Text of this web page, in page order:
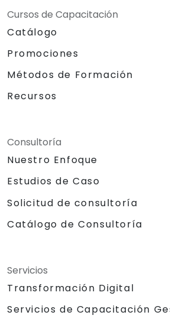
Cursos de Capacitación
Catálogo
Promociones
Métodos de Formación
Recursos
Consultoría
Nuestro Enfoque
Estudios de Caso
Solicitud de consultoría
Catálogo de Consultoría
Servicios
Transformación Digital
Servicios de Capacitación